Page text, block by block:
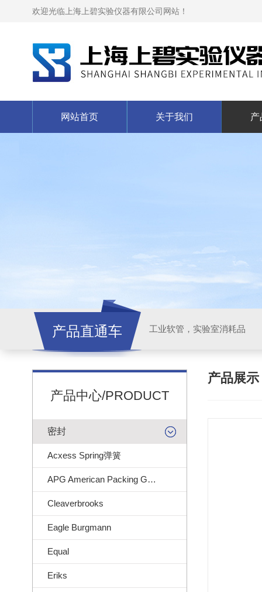
欢迎光临上海上碧实验仪器有限公司网站！
网站首页 关于我们 产
产品直通车 工业软管，实验室消耗品
产品中心/PRODUCT
密封
Acxess Spring弹簧
APG American Packing Gasket
Cleaverbrooks
Eagle Burgmann
Equal
Eriks
产品展示